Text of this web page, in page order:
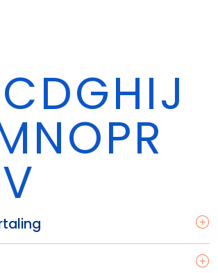
CDGHIJ
NOPR
V